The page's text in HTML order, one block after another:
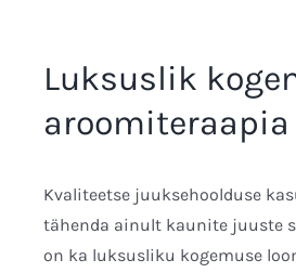
Luksuslik
aroomiteraapia
Kvaliteetse juuksehoolduse
tähenda ainult kaunite juuste
on ka luksusliku kogemuse